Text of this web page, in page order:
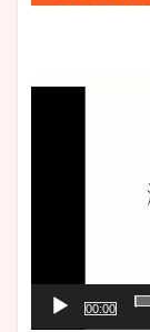
频
00:00